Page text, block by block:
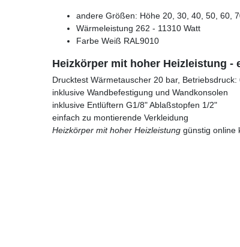
andere Größen: Höhe 20, 30, 40, 50, 60,
Wärmeleistung 262 - 11310 Watt
Farbe Weiß RAL9010
Heizkörper mit hoher Heizleistung -
Drucktest Wärmetauscher 20 bar, Betriebsdruck:
inklusive Wandbefestigung und Wandkonsolen
inklusive Entlüftern G1/8" Ablaßstopfen 1/2"
einfach zu montierende Verkleidung
Heizkörper mit hoher Heizleistung günstig online